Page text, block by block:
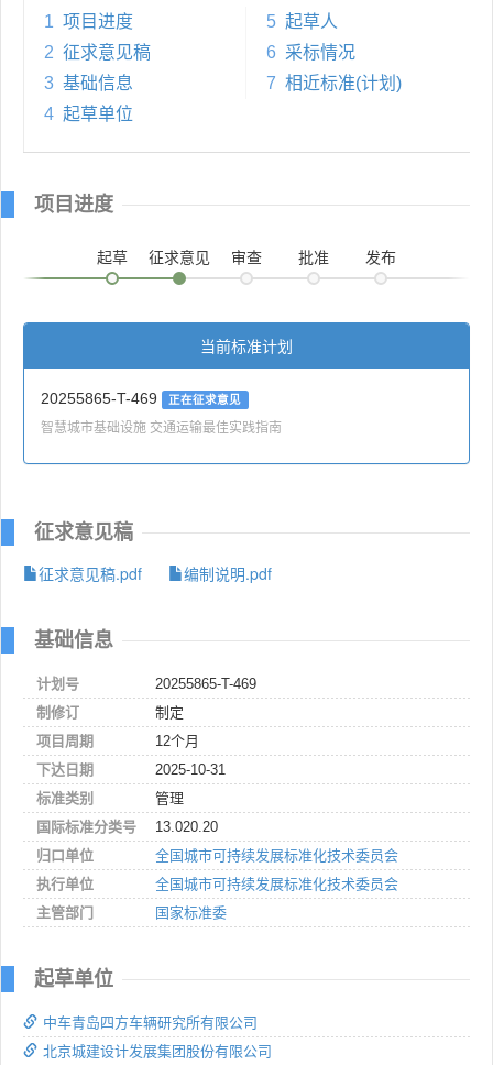
1 项目进度
2 征求意见稿
3 基础信息
4 起草单位
5 起草人
6 采标情况
7 相近标准(计划)
项目进度
起草 征求意见 审查 批准 发布
当前标准计划
20255865-T-469 正在征求意见
智慧城市基础设施 交通运输最佳实践指南
征求意见稿
征求意见稿.pdf
编制说明.pdf
基础信息
计划号
20255865-T-469
制修订
制定
项目周期
12个月
下达日期
2025-10-31
标准类别
管理
国际标准分类号
13.020.20
归口单位
全国城市可持续发展标准化技术委员会
执行单位
全国城市可持续发展标准化技术委员会
主管部门
国家标准委
起草单位
中车青岛四方车辆研究所有限公司
北京城建设计发展集团股份有限公司